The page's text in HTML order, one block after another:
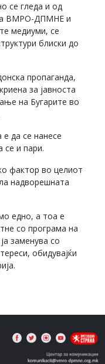
се гледа и од
ВМРО-ДПМНЕ и
медиуми, се
блиски до
пропаганда,
за јавноста
на Бугарите во
е да се нанесе
и пари.
фактор во целиот
надворешната
едно, а тоа е
со програма на
заменува со
обидувајќи